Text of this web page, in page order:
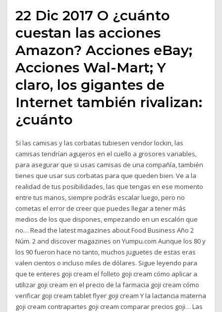
22 Dic 2017 O ¿cuánto
cuestan las acciones
Amazon? Acciones eBay;
Acciones Wal-Mart; Y
claro, los gigantes de
Internet también rivalizan:
¿cuánto
Si las camisas y las corbatas tubiesen vendor lock­in, las
camisas tendrían agujeros en el cuello a grosores variables,
para asegurar que si usas camisas de una compañía, también
tienes que usar sus corbatas para que queden bien. Ve a la
realidad de tus posibilidades, las que tengas en ese momento
entre tus manos, siempre podrás escalar luego, pero no
cometas el error de creer que puedes llegar a tener más
medios de los que dispones, empezando en un escalón que
no… Read the latest magazines about Food Business Año 2
Núm. 2 and discover magazines on Yumpu.com Aunque los 80 y
los 90 fueron hace no tanto, muchos juguetes de estas eras
valen cientos o incluso miles de dólares. Sigue leyendo para
que te enteres goji cream el folleto goji cream cómo aplicar a
utilizar goji cream en el precio de la farmacia goji cream cómo
verificar goji cream tablet flyer goji cream Y la lactancia materna
goji cream contrapartes goji cream comparar precios goji… Las